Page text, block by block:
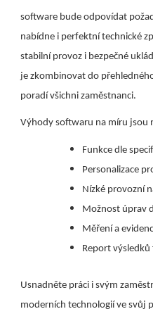
software bude odpovídat
nabídne i perfektní technické
stabilní provoz i bezpečné
je zkombinovat do
poradí všichni zaměstnanci.
Výhody softwaru na míru jsou
Funkce dle
Personalizace
Nízké provozní
Možnost úprav
Měření a
Report
Usnadněte práci i svým
moderních technologií ve svůj